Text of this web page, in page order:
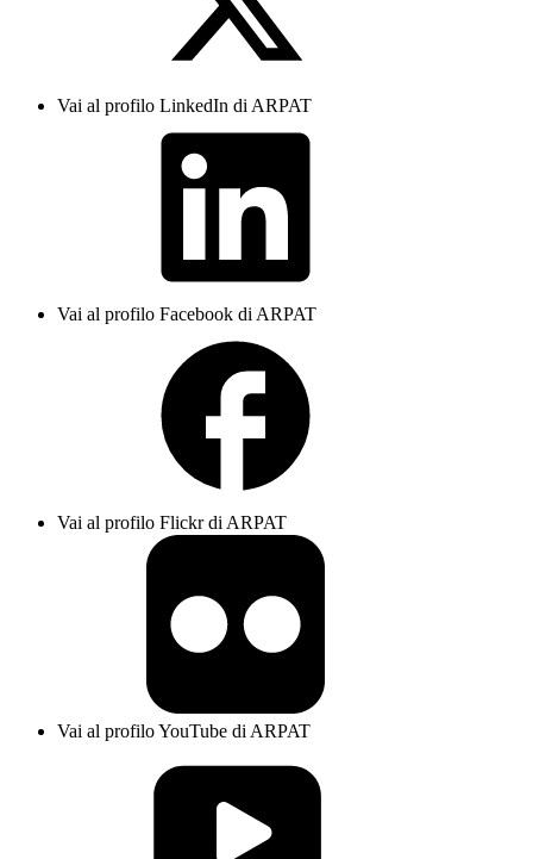
Vai al profilo LinkedIn di ARPAT
Vai al profilo Facebook di ARPAT
Vai al profilo Flickr di ARPAT
Vai al profilo YouTube di ARPAT